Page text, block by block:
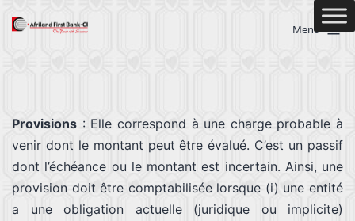
Menu
Provisions : Elle correspond à une charge probable à
venir dont le montant peut être évalué. C’est un passif
dont l’échéance ou le montant est incertain. Ainsi, une
provision doit être comptabilisée lorsque (i) une entité
a une obligation actuelle (juridique ou implicite)